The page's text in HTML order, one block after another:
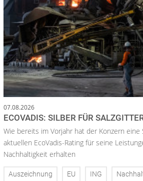
07.08.2026
ECOVADIS: SILBER FÜR
Wie bereits im Vorjahr hat der Konzern eine
aktuellen EcoVadis-Rating für seine
Nachhaltigkeit erhalten
Auszeichnung EU ING